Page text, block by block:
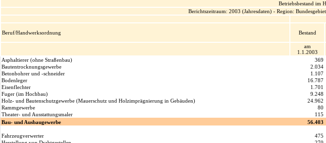
Betriebsbestand im
Berichtszeitraum: 2003 (Jahresdaten) - Region:
Beruf/Handwerksordnung Bestand
am
1.1.2003
Asphaltierer (ohne Straßenbau)
369
Bautentrocknungsgewerbe
2.034
Betonbohrer und -schneider
1.107
Bodenleger
16.787
Eisenflechter
1.701
Fuger (im Hochbau)
9.248
Holz- und Bautenschutzgewerbe (Mauerschutz und Holzimprägnierung in Gebäuden)
24.962
Rammgewerbe
80
Theater- und Ausstattungsmaler
115
Bau- und Ausbaugewerbe
56.403
Fahrzeugverwerter 475